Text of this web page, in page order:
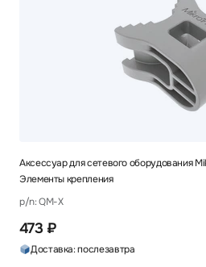
Аксессуар для сетевого оборудования
Элементы крепления
p/n: QM-X
473 ₽
Доставка: послезавтра